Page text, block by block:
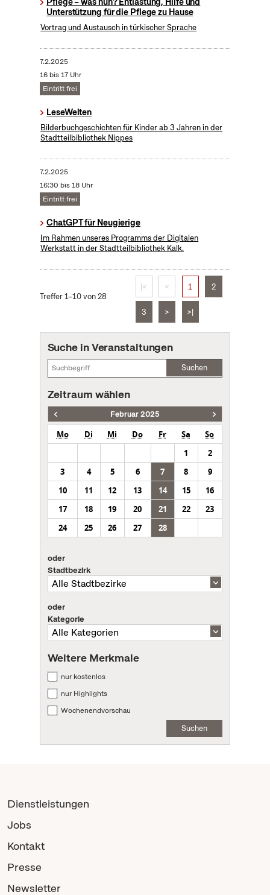
Unterstützung für die Pflege zu Hause
Vortrag und Austausch in türkischer Sprache
7.2.2025
16 bis 17 Uhr
Eintritt frei
LeseWelten
Bilderbuchgeschichten für Kinder ab 3 Jahren in der
Stadtteilbibliothek Nippes
7.2.2025
16:30 bis 18 Uhr
Eintritt frei
ChatGPT für Neugierige
Im Rahmen unseres Programms der Digitalen
Werkstatt in der Stadtteilbibliothek Kalk.
Treffer 1–10 von 28
|< < 1 2
3 > >|
Suche in Veranstaltungen
Suchen
Zeitraum wählen
Februar 2025
Mo Di Mi Do Fr Sa
So
1
2
3
4 5 6 7 8
9
10
11 12 13 14 15
16
17
18 19 20 21 22
23
24
25 26 27 28
oder
Stadtbezirk
oder
Kategorie
Weitere Merkmale
nur kostenlos
nur Highlights
Wochenendvorschau
Suchen
Dienstleistungen
Jobs
Kontakt
Presse
Newsletter